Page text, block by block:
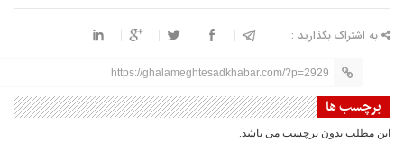
به اشتراک بگذارید :
https://ghalameghtesadkhabar.com/?p=2929
برچسب ها
این مطلب بدون برچسب می باشد.